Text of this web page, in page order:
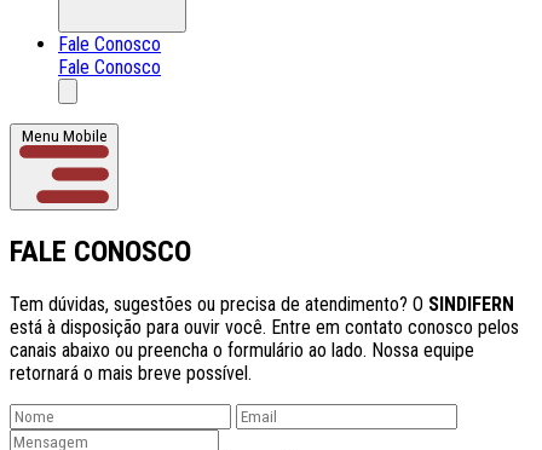
Fale Conosco
Fale Conosco
Menu Mobile
FALE CONOSCO
Tem dúvidas, sugestões ou precisa de atendimento? O SINDIFERN
está à disposição para ouvir você. Entre em contato conosco pelos
canais abaixo ou preencha o formulário ao lado. Nossa equipe
retornará o mais breve possível.